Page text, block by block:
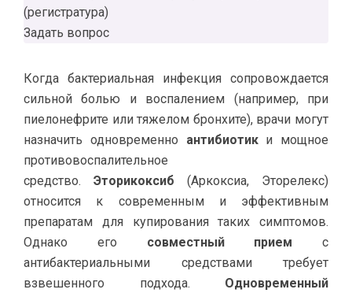
(регистратура)
Задать вопрос
Когда бактериальная инфекция сопровождается
сильной болью и воспалением (например, при
пиелонефрите или тяжелом бронхите), врачи могут
назначить одновременно антибиотики мощное
противовоспалительное
средство. Эторикоксиб (Аркоксиа, Эторелекс)
относится к современным и эффективным
препаратам для купирования таких симптомов.
Однако его совместный прием с
антибактериальными средствами требует
взвешенного подхода. Одновременный